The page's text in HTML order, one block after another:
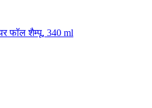
फॉल शैम्पू, 340 ml